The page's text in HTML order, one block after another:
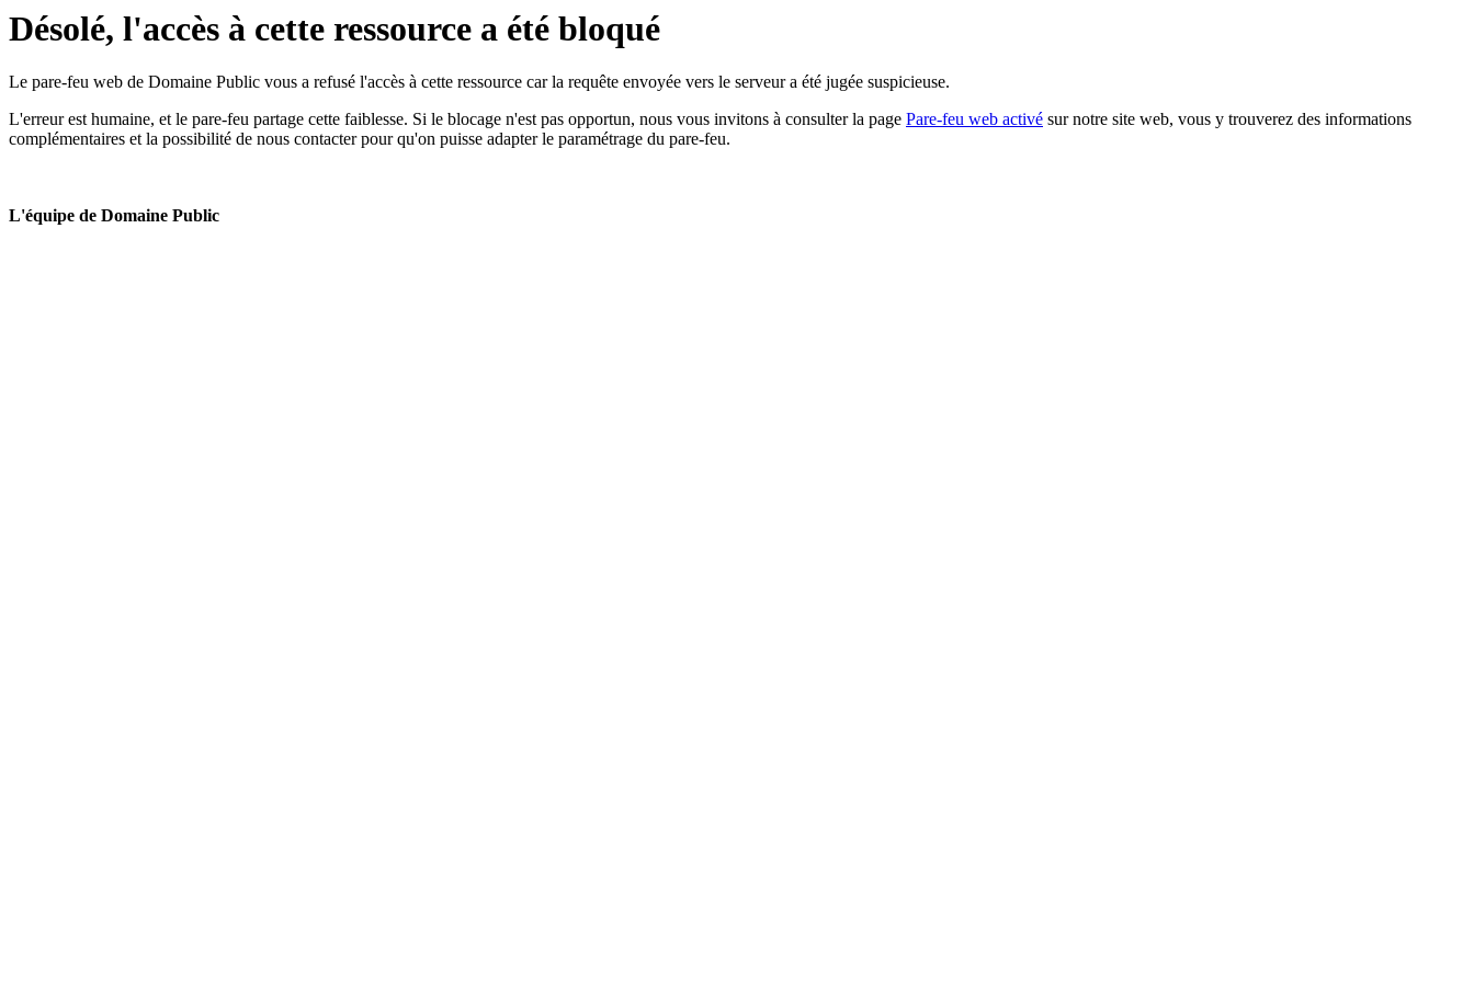
Désolé, l'accès à cette ressource a été bloqué
Le pare-feu web de Domaine Public vous a refusé l'accès à cette ressource car la requête envoyée vers le serveur a été jugée suspicieuse.
L'erreur est humaine, et le pare-feu partage cette faiblesse. Si le blocage n'est pas opportun, nous vous invitons à consulter la page Pare-feu web activé sur notre site web, vous y trouverez des informations
complémentaires et la possibilité de nous contacter pour qu'on puisse adapter le paramétrage du pare-feu.
L'équipe de Domaine Public